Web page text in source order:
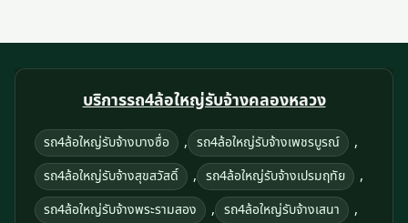
บริการรถ4ล้อใหญ่รับจ้างคลองหลวง
รถ4ล้อใหญ่รับจ้างบางซื่อ , รถ4ล้อใหญ่รับจ้างเพชรบูรณ์ ,
รถ4ล้อใหญ่รับจ้างสุขสวัสดิ์ , รถ4ล้อใหญ่รับจ้างเปรมฤทัย ,
รถ4ล้อใหญ่รับจ้างพระรามสอง , รถ4ล้อใหญ่รับจ้างเสนา ,